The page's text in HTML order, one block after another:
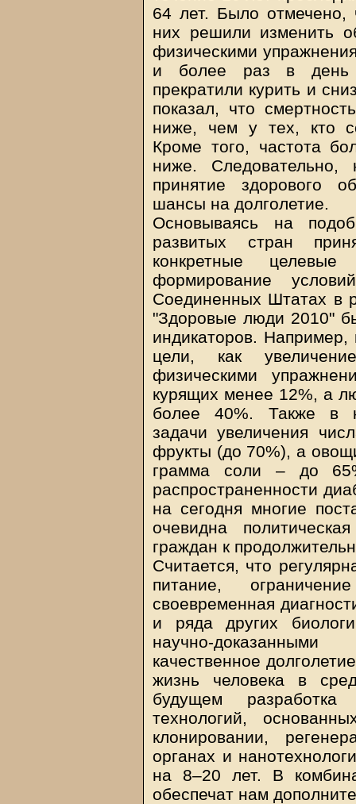
64 лет. Было отмечено,
них решили изменить
физическими
и более раз в день
прекратили курить и
показал, что
ниже, чем у тех, кто
Кроме того, частота
ниже.
принятие здорового
шансы на долголетие.
Основываясь на
развитых стран
конкретные
формирование
Соединенных Штатах в
"Здоровые люди 2010"
индикаторов.
цели, как
физическими
курящих менее 12%, а
более 40%. Также в
задачи увеличения
фрукты (до 70%), а
грамма соли – до
распространенности
на сегодня многие
очевидна
граждан к
Считается, что
питание,
своевременная
и ряда других
научно-
качественное
жизнь человека в
будущем
технологий,
клонировании,
органах и
на 8–20 лет. В
обеспечат нам